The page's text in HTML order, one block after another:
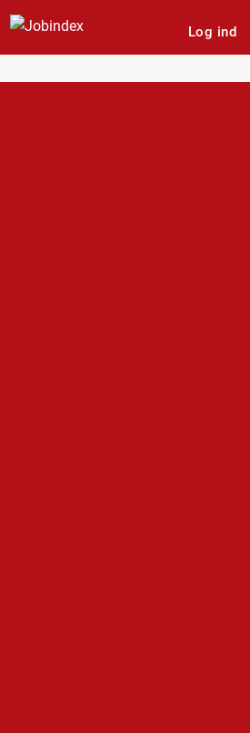
Log ind